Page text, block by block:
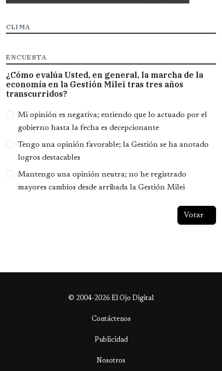
CLIMA
ENCUESTA
¿Cómo evalúa Usted, en general, la marcha de la
economía en la Gestión Milei tras tres años
transcurridos?
Opciones
Mi opinión es negativa; entiendo que lo actuado por el
gobierno hasta la fecha es decepcionante
Tengo una opinión favorable; la Gestión se ha anotado
logros destacables
Mantengo una opinión neutra; no he registrado
mayores cambios desde arribada la Gestión Milei
© 2004-2026 El Ojo Digital
Contáctenos
Publicidad
Nosotros